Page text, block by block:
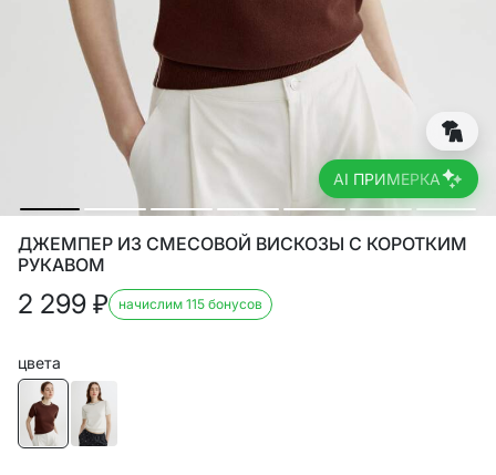
AI ПРИМЕРКА
ДЖЕМПЕР ИЗ СМЕСОВОЙ ВИСКОЗЫ С КОРОТКИМ
РУКАВОМ
2 299 ₽ начислим 115 бонусов
цвета